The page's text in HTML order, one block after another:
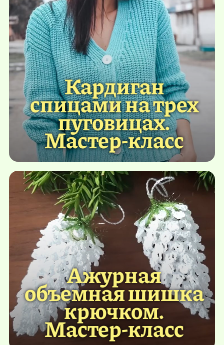
Кардиган
спицами на трех
пуговицах.
Мастер-класс
Ажурная
объемная шишка
крючком.
Мастер-класс